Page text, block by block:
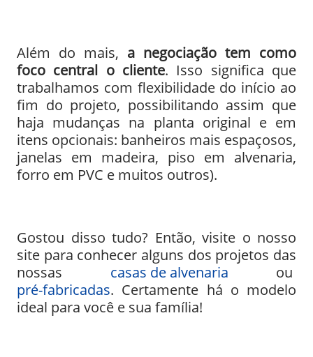
Além do mais, a negociação tem como
foco central o cliente. Isso significa que
trabalhamos com flexibilidade do início ao
fim do projeto, possibilitando assim que
haja mudanças na planta original e em
itens opcionais: banheiros mais espaçosos,
janelas em madeira, piso em alvenaria,
forro em PVC e muitos outros).
Gostou disso tudo? Então, visite o nosso
site para conhecer alguns dos projetos das
nossas casas de alvenaria ou
pré-fabricadas. Certamente há o modelo
ideal para você e sua família!